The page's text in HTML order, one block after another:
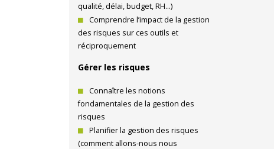
qualité, délai, budget, RH…)
Comprendre l’impact de la gestion
des risques sur ces outils et
réciproquement
Gérer les risques
Connaître les notions
fondamentales de la gestion des
risques
Planifier la gestion des risques
(comment allons-nous nous